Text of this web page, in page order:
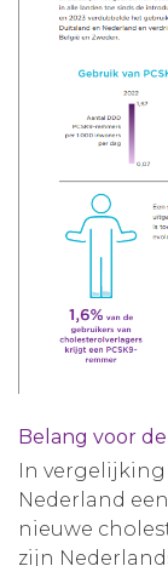
Belang voor
In
Nederland
nieuwe
zijn